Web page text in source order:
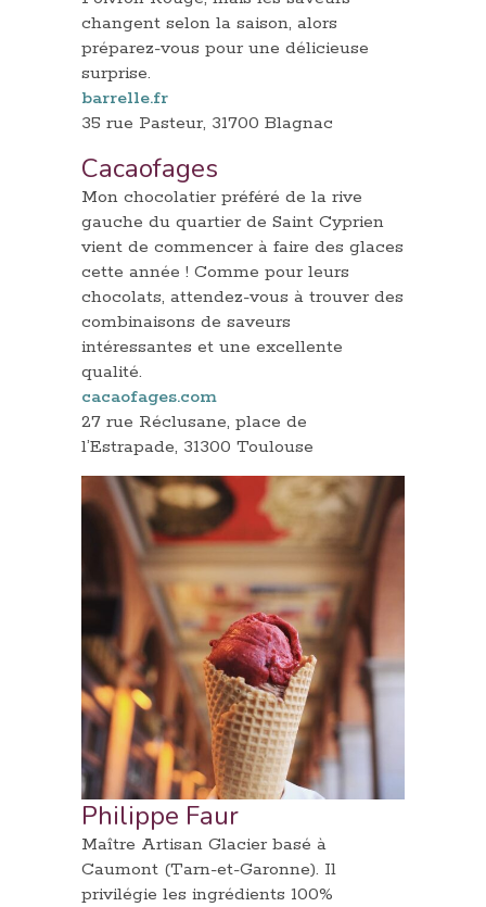
changent selon la saison, alors
préparez-vous pour une délicieuse
surprise.
barrelle.fr
35 rue Pasteur, 31700 Blagnac
Cacaofages
Mon chocolatier préféré de la rive
gauche du quartier de Saint Cyprien
vient de commencer à faire des glaces
cette année ! Comme pour leurs
chocolats, attendez-vous à trouver des
combinaisons de saveurs
intéressantes et une excellente
qualité.
cacaofages.com
27 rue Réclusane, place de
l’Estrapade, 31300 Toulouse
Philippe Faur
Maître Artisan Glacier basé à
Caumont (Tarn-et-Garonne). Il
privilégie les ingrédients 100%